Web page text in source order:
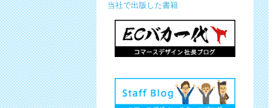
当社で出版した書籍